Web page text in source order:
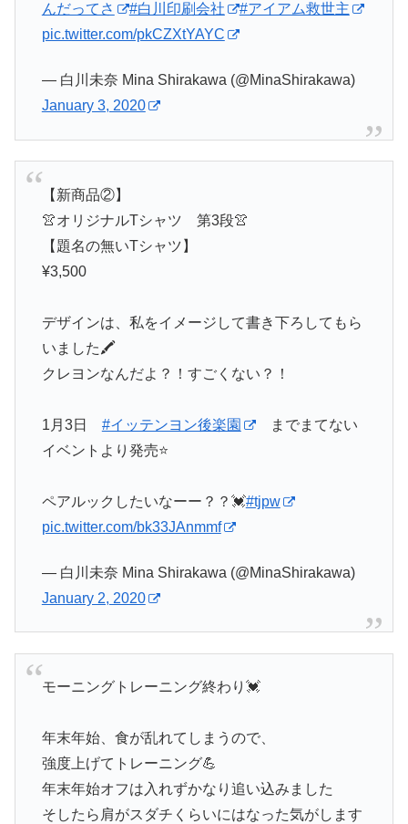
んだってさ
#白川印刷会社
#アイアム救世主
pic.twitter.com/pkCZXtYAYC
— 白川未奈 Mina Shirakawa (@MinaShirakawa)
January 3, 2020
【新商品②】
👚オリジナルTシャツ 第3段👚
【題名の無いTシャツ】
¥3,500
デザインは、私をイメージして書き下ろしてもら
いました🖍
クレヨンなんだよ？！すごくない？！
1月3日 #イッテンヨン後楽園
までまてない
イベントより発売⭐️
ペアルックしたいなーー？？💓#tjpw
pic.twitter.com/bk33JAnmmf
— 白川未奈 Mina Shirakawa (@MinaShirakawa)
January 2, 2020
モーニングトレーニング終わり💓
年末年始、食が乱れてしまうので、
強度上げてトレーニング💪
年末年始オフは入れずかなり追い込みました
そしたら肩がスダチくらいにはなった気がします